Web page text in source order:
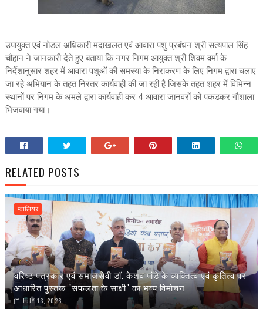
उपायुक्त एवं नोडल अधिकारी मदाखलत एवं आवारा पशु प्रबंधन श्री सत्यपाल सिंह
चौहान ने जानकारी देते हुए बताया कि नगर निगम आयुक्त श्री शिवम वर्मा के
निर्देशानुसार शहर में आवारा पशुओं की समस्या के निराकरण के लिए निगम द्वारा चलाए
जा रहे अभियान के तहत निरंतर कार्यवाही की जा रही है जिसके तहत शहर में विभिन्न
स्थानों पर निगम के अमले द्वारा कार्यवाही कर 4 आवारा जानवरों को पकडकर गौशाला
भिजवाया गया।
RELATED POSTS
ग्वालियर
वरिष्ठ पत्रकार एवं समाजसेवी डॉ. केशव पांडे के व्यक्तित्व एवं कृतित्व पर
आधारित पुस्तक "सफलता के साक्षी" का भव्य विमोचन
JULY 13, 2026